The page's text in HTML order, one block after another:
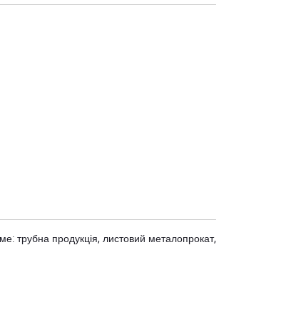
трубна продукція, листовий металопрокат,